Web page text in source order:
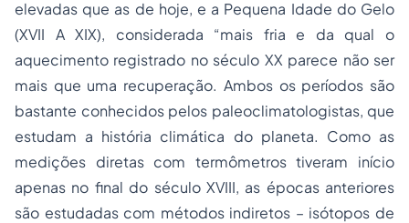
elevadas que as de hoje, e a Pequena Idade do Gelo
(XVII A XIX), considerada “mais fria e da qual o
aquecimento registrado no século XX parece não ser
mais que uma recuperação. Ambos os períodos são
bastante conhecidos pelos paleoclimatologistas, que
estudam a história climática do planeta. Como as
medições diretas com termômetros tiveram início
apenas no final do século XVIII, as épocas anteriores
são estudadas com métodos indiretos – isótopos de